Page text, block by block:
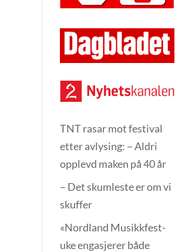
TNT rasar mot festival
etter avlysing: – Aldri
opplevd maken på 40 år
– Det skumleste er om vi
skuffer
«Nordland Musikkfest­
uke engasjerer både